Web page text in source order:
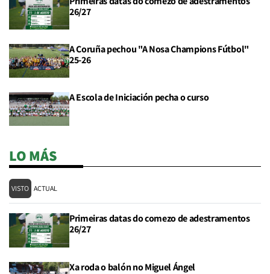
26/27
A Coruña pechou "A Nosa Champions Fútbol"
25-26
A Escola de Iniciación pecha o curso
LO MÁS
VISTO ACTUAL
Primeiras datas do comezo de adestramentos
26/27
Xa roda o balón no Miguel Ángel